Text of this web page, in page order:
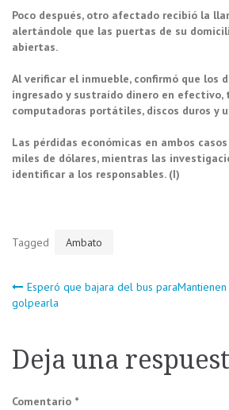
Poco después, otro afectado recibió la
alertándole que las puertas de su
abiertas.
Al verificar el inmueble, confirmó que los
ingresado y sustraído dinero en efectivo,
computadoras portátiles, discos duros y
Las pérdidas económicas en ambos
miles de dólares, mientras las
identificar a los responsables. (I)
Tagged Ambato
Navegación
entradas
Esperó que bajara del bus para
golpearla
Deja una
Comentario *